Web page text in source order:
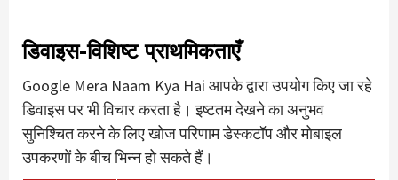
डिवाइस-विशिष्ट प्राथमिकताएँ
Google Mera Naam Kya Hai आपके द्वारा उपयोग किए जा रहे
डिवाइस पर भी विचार करता है। इष्टतम देखने का अनुभव
सुनिश्चित करने के लिए खोज परिणाम डेस्कटॉप और मोबाइल
उपकरणों के बीच भिन्न हो सकते हैं।